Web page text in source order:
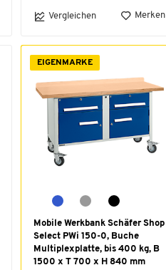
Vergleichen Merken
EIGENMARKE
Mobile Werkbank Schäfer Shop
Select PWi 150-0, Buche
Multiplexplatte, bis 400 kg, B
1500 x T 700 x H 840 mm